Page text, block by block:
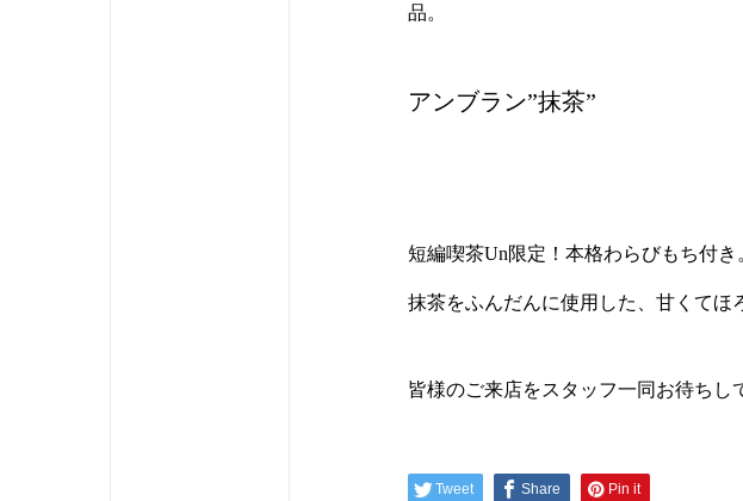
品。
アンブラン”抹茶”
短編喫茶Un限定！本格わらびもち付き
抹茶をふんだんに使用した、甘くてほ
皆様のご来店をスタッフ一同お待ちし
Tweet Share Pin it